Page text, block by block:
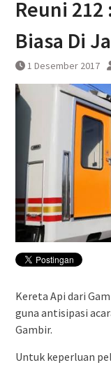
Reuni
Biasa Di
1 Desember 2017
Kereta Api dari
guna antisipasi
Gambir.
Untuk keperluan